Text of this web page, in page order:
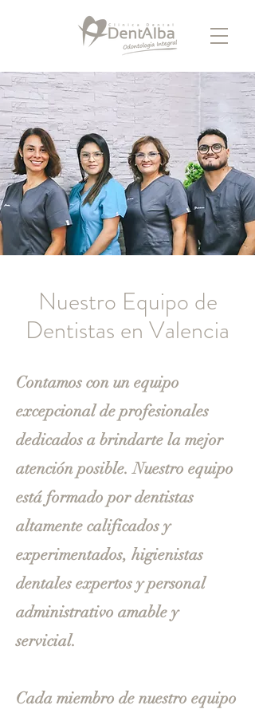
Nuestro Equipo de
Dentistas en Valencia
Contamos con un equipo
excepcional de profesionales
dedicados a brindarte la mejor
atención posible. Nuestro equipo
está formado por dentistas
altamente calificados y
experimentados, higienistas
dentales expertos y personal
administrativo amable y
servicial.
Cada miembro de nuestro equipo